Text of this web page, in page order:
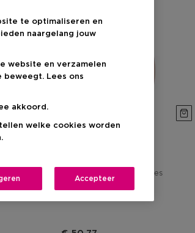
Suede Vanilla Geurstokjes
te optimaliseren en
naargelang jouw
website en verzamelen
Lees ons
akkoord.
welke cookies worden
Accepteer